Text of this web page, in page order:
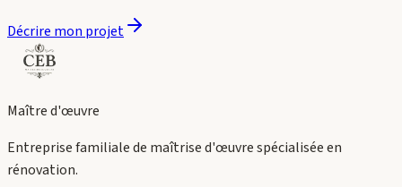
Décrire mon projet
Maître d'œuvre
Entreprise familiale de maîtrise d'œuvre spécialisée en
rénovation.